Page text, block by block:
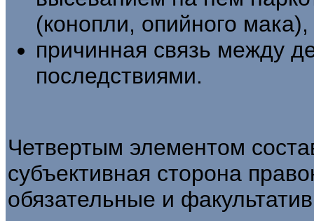
(конопли, опийного
причинная связь между
последствиями.
Четвертым элементом
субъектив­ная сторона
обязательные и